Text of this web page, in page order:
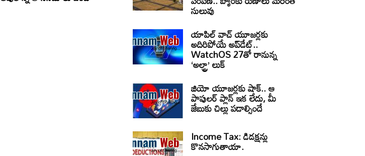
సులువు
యాపిల్ వాచ్ యూజర్లకు
అదిరిపోయే అప్‌డేట్..
WatchOS 27తో రానున్న
‘అల్ట్రా’ లుక్
జియో యూజర్లకు షాక్.. ఆ
పాపులర్ ప్లాన్ ఇక లేదు, మీ
జేబుకు చిల్లు పడాల్సిందే
Income Tax: డిడక్షన్లు
కొనసాగుతాయా.